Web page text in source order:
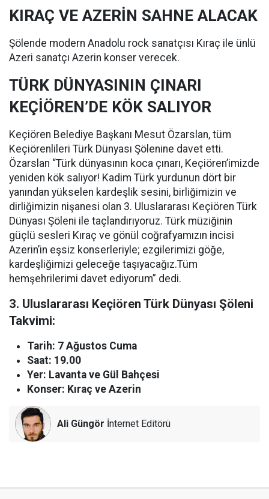
KIRAÇ VE AZERİN SAHNE ALACAK
Şölende modern Anadolu rock sanatçısı Kıraç ile ünlü
Azeri sanatçı Azerin konser verecek.
TÜRK DÜNYASININ ÇINARI
KEÇİÖREN’DE KÖK SALIYOR
Keçiören Belediye Başkanı Mesut Özarslan, tüm
Keçiörenlileri Türk Dünyası Şölenine davet etti.
Özarslan “Türk dünyasının koca çınarı, Keçiören’imizde
yeniden kök salıyor! Kadim Türk yurdunun dört bir
yanından yükselen kardeşlik sesini, birliğimizin ve
dirliğimizin nişanesi olan 3. Uluslararası Keçiören Türk
Dünyası Şöleni ile taçlandırıyoruz. Türk müziğinin
güçlü sesleri Kıraç ve gönül coğrafyamızın incisi
Azerin’in eşsiz konserleriyle; ezgilerimizi göğe,
kardeşliğimizi geleceğe taşıyacağız.Tüm
hemşehrilerimi davet ediyorum” dedi.
3. Uluslararası Keçiören Türk Dünyası Şöleni
Takvimi:
Tarih: 7 Ağustos Cuma
Saat: 19.00
Yer: Lavanta ve Gül Bahçesi
Konser: Kıraç ve Azerin
Ali Güngör İnternet Editörü